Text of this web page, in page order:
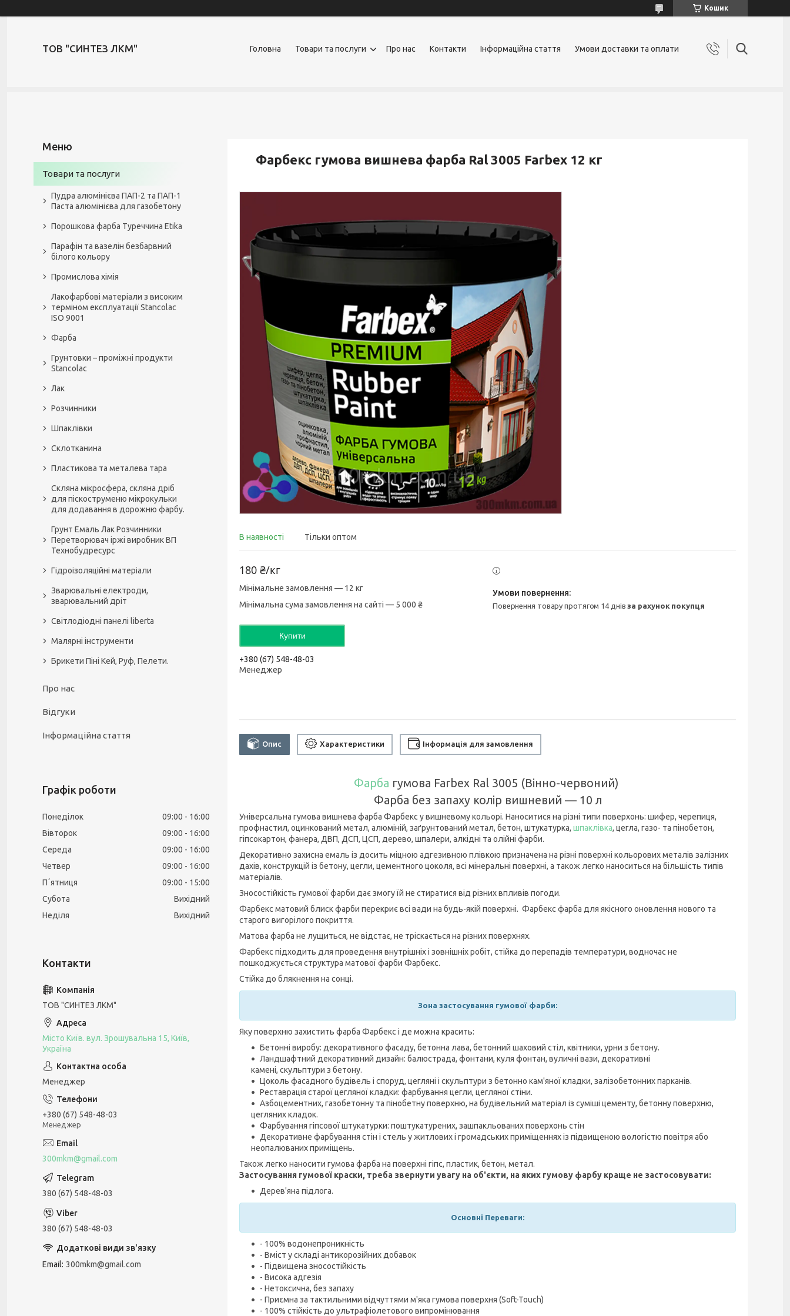
Кошик
ТОВ "СИНТЕЗ ЛКМ" Головна Товари та послуги Про нас Контакти Інформаційна стаття Умови доставки та оплати
Фарбекс гумова вишнева фарба Ral 3005 Farbex 12 кг
В наявності Тільки оптом
180 ₴/кг
Мінімальне замовлення — 12 кг
Мінімальна сума замовлення на сайті — 5 000 ₴
Купити
+380 (67) 548-48-03
Менеджер
повернення товару протягом 14 днівза рахунок покупця
Опис Характеристики Інформація для замовлення
Фарба гумова Farbex Ral 3005 (Вінно-червоний)
Фарба без запаху колір вишневий — 10 л
Універсальна гумова вишнева фарба Фарбекс у вишневому кольорі. Наноситися на різні типи поверхонь: шифер, черепиця,
профнастил, оцинкований метал, алюміній, заґрунтований метал, бетон, штукатурка, шпаклівка, цегла, газо- та пінобетон,
гіпсокартон, фанера, ДВП, ДСП, ЦСП, дерево, шпалери, алкідні та олійні фарби.
Декоративно захисна емаль із досить міцною адгезивною плівкою призначена на різні поверхні кольорових металів залізних
дахів, конструкцій із бетону, цегли, цементного цоколя, всі мінеральні поверхні, а також легко наноситься на більшість типів
матеріалів.
Зносостійкість гумової фарби дає змогу їй не стиратися від різних впливів погоди.
Фарбекс матовий блиск фарби перекриє всі вади на будь-якій поверхні. Фарбекс фарба для якісного оновлення нового та
старого вигорілого покриття.
Матова фарба не лущиться, не відстає, не тріскається на різних поверхнях.
Фарбекс підходить для проведення внутрішніх і зовнішніх робіт, стійка до перепадів температури, водночас не
пошкоджується структура матової фарби Фарбекс.
Стійка до блякнення на сонці.
Зона застосування гумової фарби:
Яку поверхню захистить фарба Фарбекс і де можна красить:
Бетонні виробу: декоративного фасаду, бетонна лава, бетонний шаховий стіл, квітники, урни з бетону.
Ландшафтний декоративний дизайн: балюстрада, фонтани, куля фонтан, вуличні вази, декоративні
камені, скульптури з бетону.
Цоколь фасадного будівель і споруд, цегляні і скульптури з бетонно кам'яної кладки, залізобетонних парканів.
Реставрація старої цегляної кладки: фарбування цегли, цегляної стіни.
Азбоцементних, газобетонну та пінобетну поверхню, на будівельний матеріал із суміші цементу, бетонну поверхню,
цегляних кладок.
Фарбування гіпсової штукатурки: поштукатурених, зашпакльованих поверхонь стін
Декоративне фарбування стін і стель у житлових і громадських приміщеннях із підвищеною вологістю повітря або
неопалюваних приміщень.
Також легко наносити гумова фарба на поверхні гіпс, пластик, бетон, метал.
Застосування гумової краски, треба звернути увагу на об'єкти, на яких гумову фарбу краще не застосовувати:
Дерев'яна підлога.
Основні Переваги:
- 100% водонепроникність
- Вміст у складі антикорозійних добавок
- Підвищена зносостійкість
- Висока адгезія
- Нетоксична, без запаху
- Приємна за тактильними відчуттями м'яка гумова поверхня (Soft-Touch)
- 100% стійкість до ультрафіолетового випромінювання
Товари та послуги
Пудра алюмінієва ПАП-2 та ПАП-1
Паста алюмінієва для газобетону
Порошкова фарба Туреччина Etika
Парафін та вазелін безбарвний
білого кольору
Промислова хімія
Лакофарбові матеріали з високим
терміном експлуатації Stancolac
ISO 9001
Фарба
Грунтовки – проміжні продукти
Stancolac
Лак
Розчинники
Шпаклівки
Склотканина
Пластикова та металева тара
Скляна мікросфера, скляна дріб
для піскоструменю мікрокульки
для додавання в дорожню фарбу.
Грунт Емаль Лак Розчинники
Перетворювач іржі виробник ВП
Технобудресурс
Гідроізоляційні матеріали
Зварювальні електроди,
зварювальний дріт
Світлодіодні панелі liberta
Малярні інструменти
Брикети Піні Кей, Руф, Пелети.
Про нас
Відгуки
Інформаційна стаття
Графік роботи
Понеділок 09:00
16:00
Вівторок
09:00
16:00
Середа
09:00
16:00
Четвер
09:00
16:00
Пʼятниця
09:00
15:00
Субота
Вихідний
Неділя
Вихідний
ТОВ "СИНТЕЗ ЛКМ"
Місто Київ. вул. Зрошувальна 15, Київ,
Україна
Менеджер
+380 (67) 548-48-03
Менеджер
300mkm@gmail.com
380 (67) 548-48-03
380 (67) 548-48-03
Email 300mkm@gmail.com